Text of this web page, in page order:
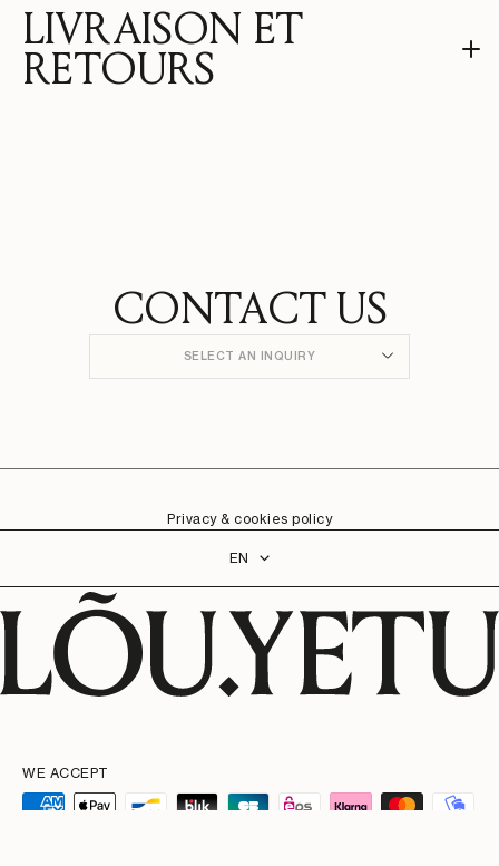
LIVRAISON ET
RETOURS
CONTACT US
SELECT AN INQUIRY
Privacy & cookies policy
Language
EN
WE ACCEPT